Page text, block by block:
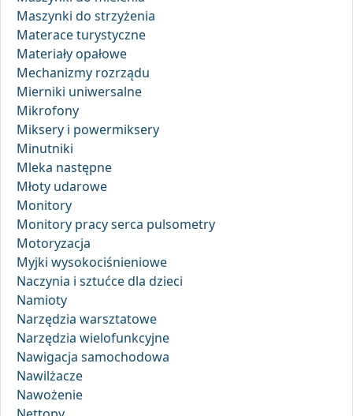
Maszynki do strzyżenia
Materace turystyczne
Materiały opałowe
Mechanizmy rozrządu
Mierniki uniwersalne
Mikrofony
Miksery i powermiksery
Minutniki
Mleka następne
Młoty udarowe
Monitory
Monitory pracy serca pulsometry
Motoryzacja
Myjki wysokociśnieniowe
Naczynia i sztućce dla dzieci
Namioty
Narzędzia warsztatowe
Narzędzia wielofunkcyjne
Nawigacja samochodowa
Nawilżacze
Nawożenie